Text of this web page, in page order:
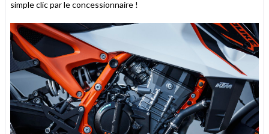
simple clic par le concessionnaire !